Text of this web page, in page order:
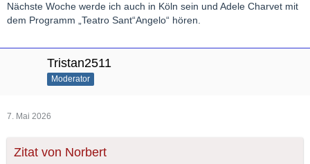
Nächste Woche werde ich auch in Köln sein und Adele Charvet mit
dem Programm „Teatro Sant“Angelo“ hören.
Tristan2511
Moderator
7. Mai 2026
Zitat von Norbert